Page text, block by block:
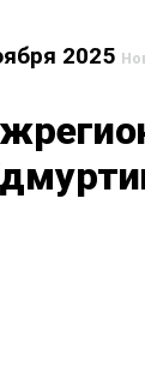
2025